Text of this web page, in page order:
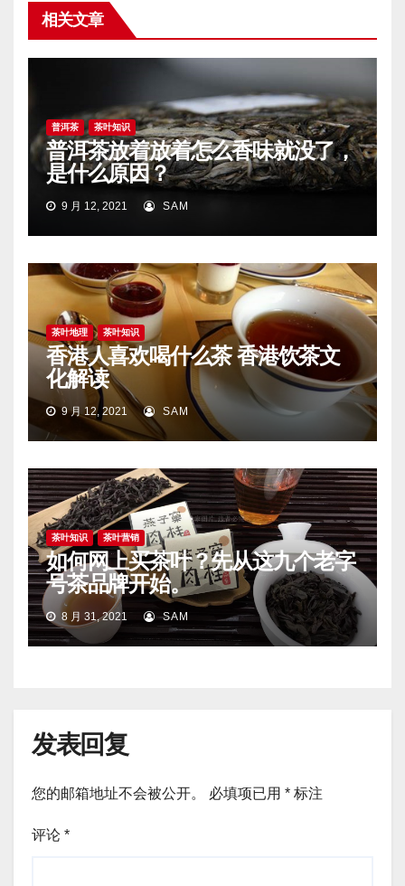
相关文章
普洱茶 茶叶知识
普洱茶放着放着怎么香味就没了，
是什么原因？
9 月 12, 2021 SAM
茶叶地理 茶叶知识
香港人喜欢喝什么茶 香港饮茶文
化解读
9 月 12, 2021 SAM
茶叶知识 茶叶营销
如何网上买茶叶？先从这九个老字
号茶品牌开始。
8 月 31, 2021 SAM
发表回复
您的邮箱地址不会被公开。 必填项已用 * 标注
评论 *